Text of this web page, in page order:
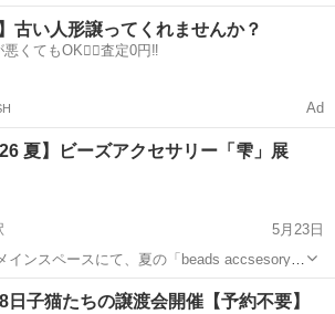
んできたわんこ
族との出会いを待っています。 中型犬
都府楼南駅 展示会
】古い人形譲ってくれませんか？
くてもOK🙆‍♀️査定0円‼️
Ad
夏】ビーズアクセサリー「雫」展
5月23日
インスペースにて、夏の「beads accsesory
んぼ玉など、様々なビーズを使用したアク
たします。 夏らしい透明感のあるガラスや、
駅 展示会 雑貨屋
日子猫たちの譲渡会開催【予約不要】